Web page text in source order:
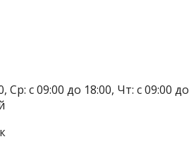
Ср: с 09:00 до 18:00, Чт: с 09:00 до